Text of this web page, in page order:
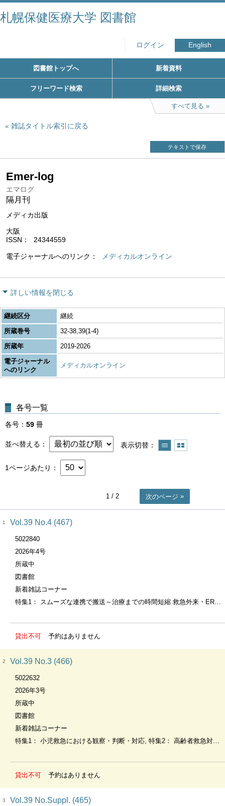
札幌保健医療大学 図書館
ログイン English
図書館トップへ 新着資料
フリーワード検索 詳細検索
すべて見る
雑誌タイトル索引に戻る
テキストで保存
Emer-log
エマログ
隔月刊
メディカ出版
大阪
ISSN
24344559
電子ジャーナルへのリンク メディカルオンライン
詳しい情報を閉じる
継続区分
継続
所蔵巻号
32-38,39(1-4)
所蔵年
2019-2026
電子ジャーナル
へのリンク
メディカルオンライン
各号一覧
各号 59 冊
並べ替える 表示切替
1ページあたり
1 / 2 次のページ
1 Vol.39 No.4 (467)
5022840
2026年4号
所蔵中
図書館
新着雑誌コーナー
特集1： スムーズな連携で搬送～治療までの時間短縮 救急外来・ERナースのための “緊急カテ” 完全ｶﾞｲﾄﾞ
貸出不可 予約はありません
2 Vol.39 No.3 (466)
5022632
2026年3号
所蔵中
図書館
新着雑誌コーナー
特集1： 小児救急における観察・判断・対応, 特集2： 高齢者救急対応のコツ
貸出不可 予約はありません
3 Vol.39 No.Suppl. (465)